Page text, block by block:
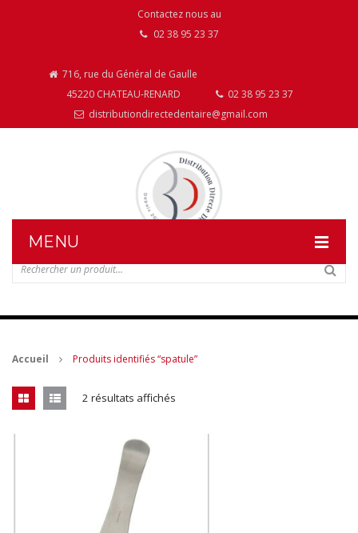
Contactez nous au
02 38 95 23 37
716, rue du Général de Gaulle
45220 CHATEAU-RENARD
02 38 95 23 37
distributiondirectedentaire@gmail.com
MENU
NOS PRODUITS
MES ACHATS
Accueil Produits identifiés “spatule”
2 résultats affichés